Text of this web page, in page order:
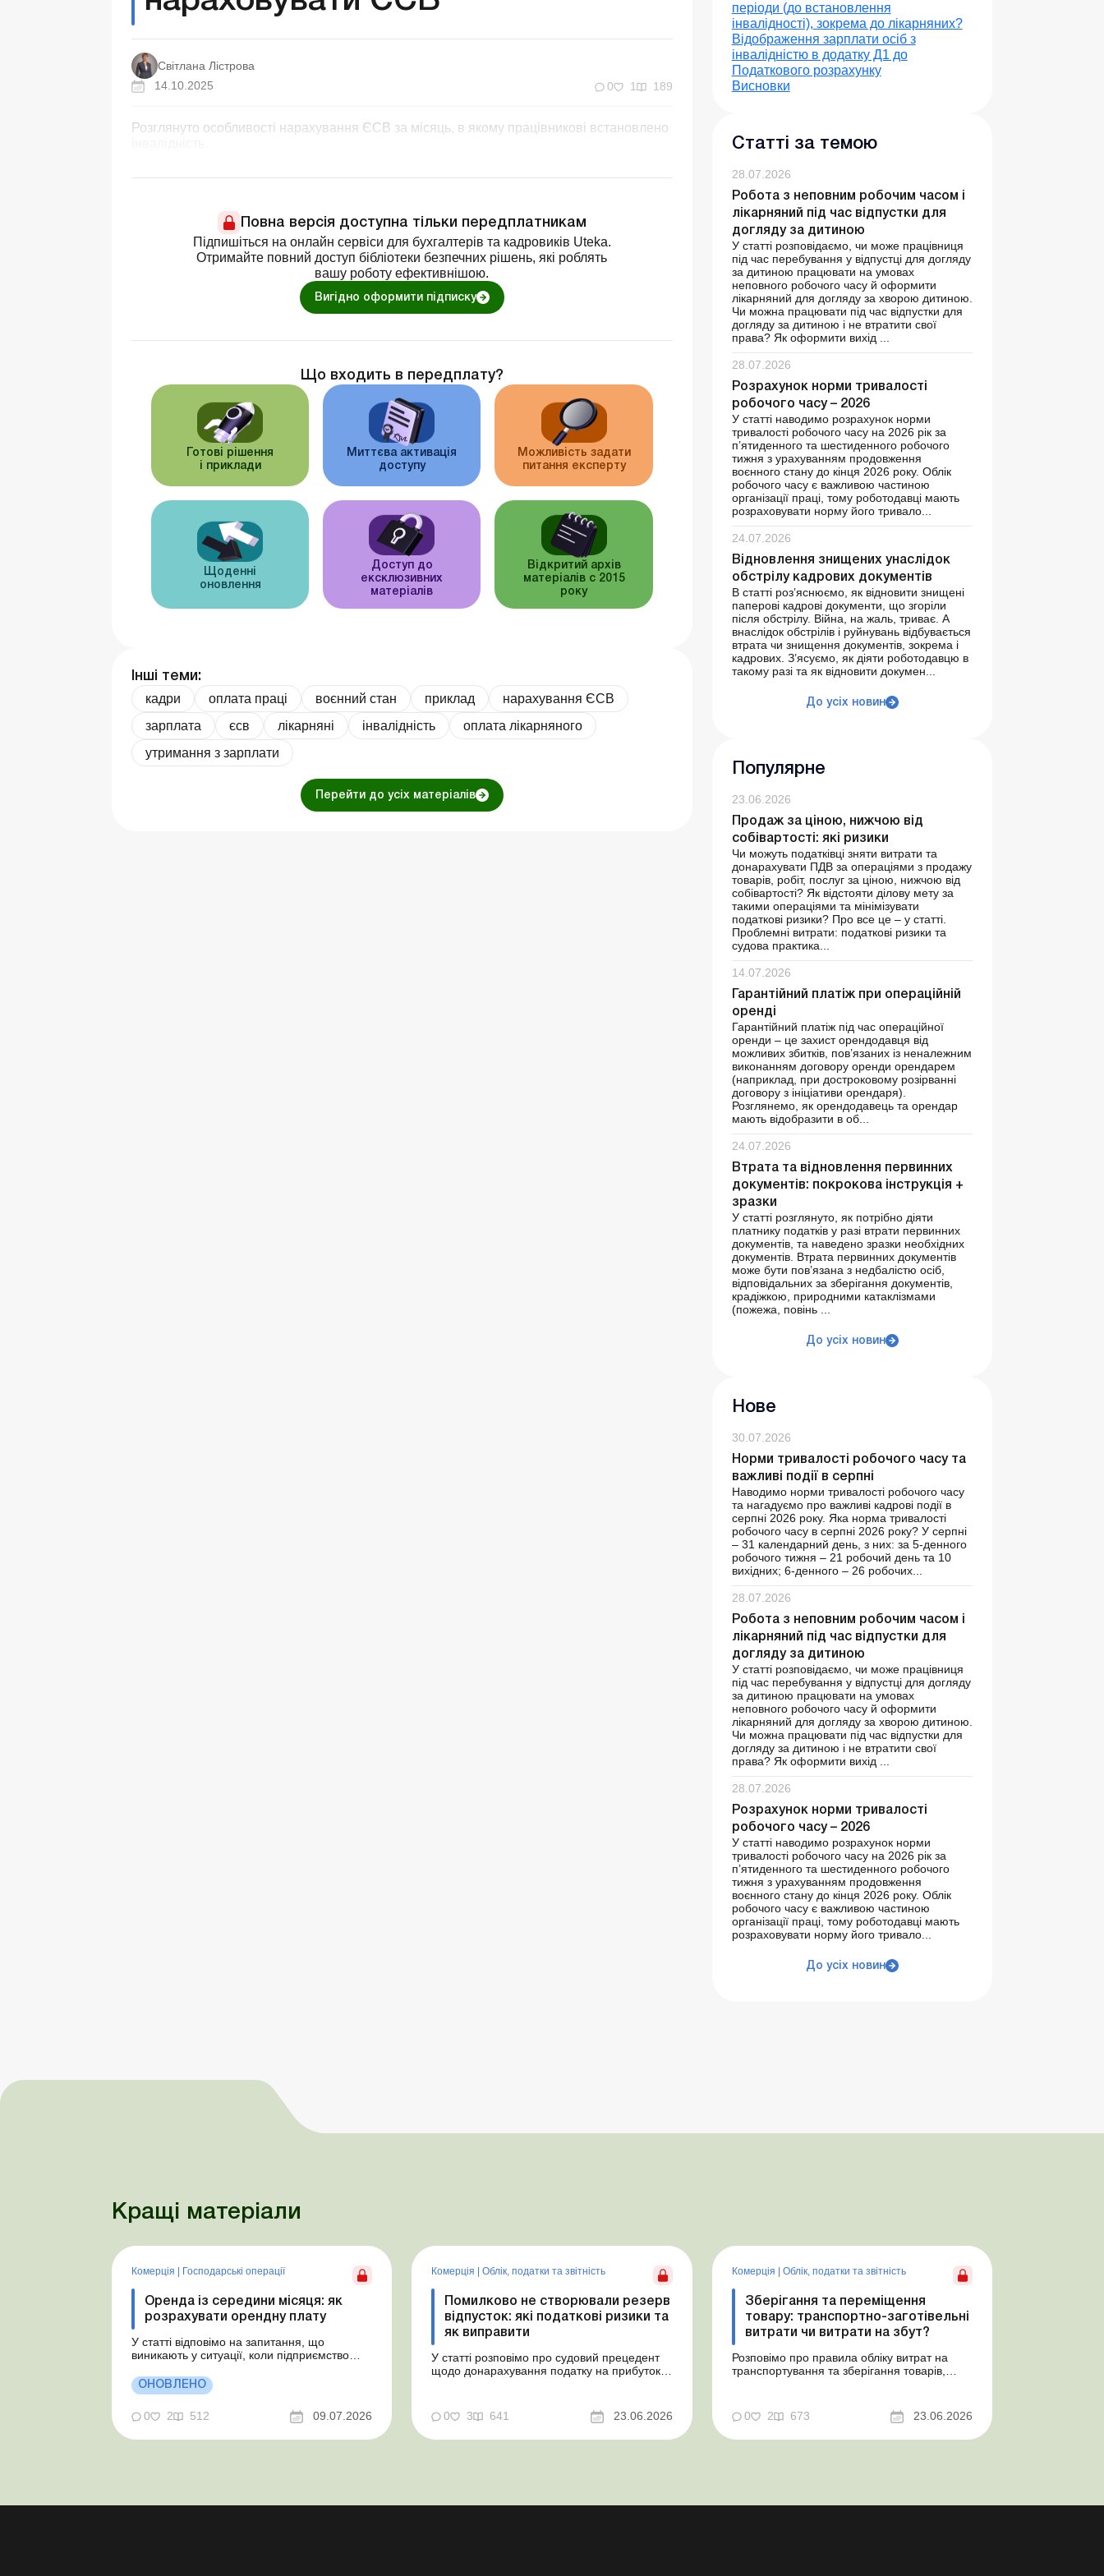
Світлана Лістрова
14.10.2025
0 1 189
Розглянуто особливості нарахування ЄСВ за місяць, в якому працівникові встановлено
Повна версія доступна тільки передплатникам
Підпишіться на онлайн сервіси для бухгалтерів та кадровиків Uteka.
Отримайте повний доступ бібліотеки безпечних рішень, які роблять
вашу роботу ефективнішою.
Вигідно оформити підписку
Що входить в передплату?
Готові рішення
і приклади
Миттєва активація
доступу
Можливість задати
питання експерту
Щоденні
оновлення
Доступ до
ексклюзивних
матеріалів
Відкритий архів
матеріалів c 2015
року
Інші теми:
кадри оплата праці воєнний стан приклад
нарахування ЄСВ
зарплата
єсв лікарняні інвалідність
оплата лікарняного
утримання з зарплати
Перейти до усіх матеріалів
періоди (до встановлення
інвалідності), зокрема до лікарняних?
Відображення зарплати осіб з
інвалідністю в додатку Д1 до
Податкового розрахунку
Висновки
Статті за темою
28.07.2026
Робота з неповним робочим часом і
лікарняний під час відпустки для
догляду за дитиною
У статті розповідаємо, чи може працівниця
під час перебування у відпустці для догляду
за дитиною працювати на умовах
неповного робочого часу й оформити
лікарняний для догляду за хворою дитиною.
Чи можна працювати під час відпустки для
догляду за дитиною і не втратити свої
права? Як оформити вихід ...
28.07.2026
Розрахунок норми тривалості
робочого часу – 2026
У статті наводимо розрахунок норми
тривалості робочого часу на 2026 рік за
п’ятиденного та шестиденного робочого
тижня з урахуванням продовження
воєнного стану до кінця 2026 року. Облік
робочого часу є важливою частиною
організації праці, тому роботодавці мають
розраховувати норму його тривало...
24.07.2026
Відновлення знищених унаслідок
обстрілу кадрових документів
В статті роз’яснюємо, як відновити знищені
паперові кадрові документи, що згоріли
після обстрілу. Війна, на жаль, триває. А
внаслідок обстрілів і руйнувань відбувається
втрата чи знищення документів, зокрема і
кадрових. З’ясуємо, як діяти роботодавцю в
такому разі та як відновити докумен...
До усіх новин
Популярне
23.06.2026
Продаж за ціною, нижчою від
собівартості: які ризики
Чи можуть податківці зняти витрати та
донарахувати ПДВ за операціями з продажу
товарів, робіт, послуг за ціною, нижчою від
собівартості? Як відстояти ділову мету за
такими операціями та мінімізувати
податкові ризики? Про все це – у статті.
Проблемні витрати: податкові ризики та
судова практика...
14.07.2026
Гарантійний платіж при операційній
оренді
Гарантійний платіж під час операційної
оренди – це захист орендодавця від
можливих збитків, пов’язаних із неналежним
виконанням договору оренди орендарем
(наприклад, при достроковому розірванні
договору з ініціативи орендаря).
Розглянемо, як орендодавець та орендар
мають відобразити в об...
24.07.2026
Втрата та відновлення первинних
документів: покрокова інструкція +
зразки
У статті розглянуто, як потрібно діяти
платнику податків у разі втрати первинних
документів, та наведено зразки необхідних
документів. Втрата первинних документів
може бути пов’язана з недбалістю осіб,
відповідальних за зберігання документів,
крадіжкою, природними катаклізмами
(пожежа, повінь ...
До усіх новин
Нове
30.07.2026
Норми тривалості робочого часу та
важливі події в серпні
Наводимо норми тривалості робочого часу
та нагадуємо про важливі кадрові події в
серпні 2026 року. Яка норма тривалості
робочого часу в серпні 2026 року? У серпні
– 31 календарний день, з них: за 5-денного
робочого тижня – 21 робочий день та 10
вихідних; 6-денного – 26 робочих...
28.07.2026
Робота з неповним робочим часом і
лікарняний під час відпустки для
догляду за дитиною
У статті розповідаємо, чи може працівниця
під час перебування у відпустці для догляду
за дитиною працювати на умовах
неповного робочого часу й оформити
лікарняний для догляду за хворою дитиною.
Чи можна працювати під час відпустки для
догляду за дитиною і не втратити свої
права? Як оформити вихід ...
28.07.2026
Розрахунок норми тривалості
робочого часу – 2026
У статті наводимо розрахунок норми
тривалості робочого часу на 2026 рік за
п’ятиденного та шестиденного робочого
тижня з урахуванням продовження
воєнного стану до кінця 2026 року. Облік
робочого часу є важливою частиною
організації праці, тому роботодавці мають
розраховувати норму його тривало...
До усіх новин
Кращі матеріали
Комерція Господарські операції
Оренда із середини місяця: як
розрахувати орендну плату
У статті відповімо на запитання, що
виникають у ситуації, коли підприємство
договором, який починає діяти із середини
місяця. Підприємство орендує у фізособи
автомобіль з 15.07.2026. Згідно з умовами
договору орендна плата становить 4 000
ОНОВЛЕНО
0 2 512 09.07.2026
Комерція Облік, податки та звiтнiсть
Помилково не створювали резерв
відпусток: які податкові ризики та
як виправити
У статті розповімо про судовий прецедент
щодо донарахування податку на прибуток
як мінімізувати податкові ризики. Проблемні
витрати: податкові ризики та судова
практика Розуміємо ваші хвилювання через
0 3 641 23.06.2026
Комерція Облік, податки та звiтнiсть
Зберігання та переміщення
товару: транспортно-заготівельні
витрати чи витрати на збут?
Розповімо про правила обліку витрат на
транспортування та зберігання товарів,
Проблемні витрати: податкові ризики та
судова практика Здавалось би, у цьому
питанні неоднозначності бути не може.
0 2 673 23.06.2026